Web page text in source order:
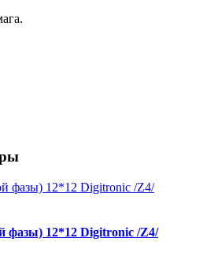
фазы) 12*12 Digitronic /Z4/